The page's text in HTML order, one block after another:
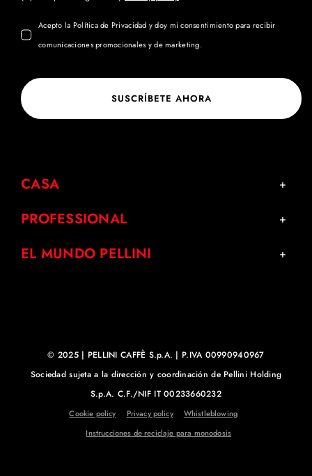
Acepto la Política de Privacidad y doy mi consentimiento para recibir
comunicaciones promocionales y de marketing.
SUSCRÍBETE AHORA
CASA
PROFESSIONAL
EL MUNDO PELLINI
© 2025 | PELLINI CAFFÈ S.p.A. | P.IVA 00990940967
Sociedad sujeta a la dirección y coordinación de Pellini Holding
S.p.A. C.F./NIF IT 00233660232
Cookie policy Privacy policy
Whistleblowing
Instrucciones de reciclaje para monodosis